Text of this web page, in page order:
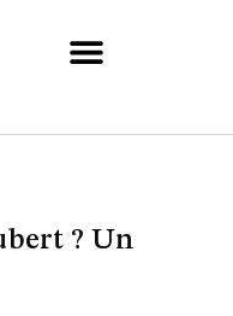
? Un